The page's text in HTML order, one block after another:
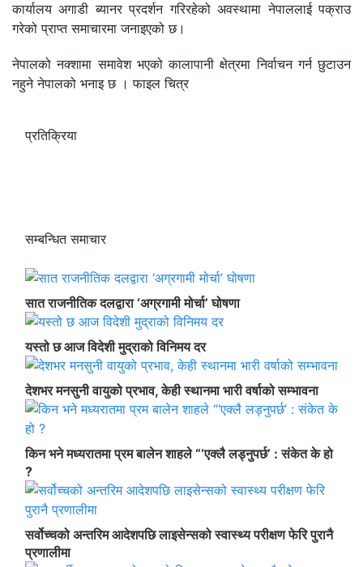
कार्यालय अगाडी ब्यानर प्रदर्शन गरिरहेको अवस्थामा नेपाललाई पक्राउ
गरेको प्राप्त समाचारमा जनाइएको छ।
नेपालको नक्शामा समावेश भएको कालापानी क्षेत्रमा निर्वाचन गर्न छुटाउन
नहुने नेपालको भनाइ छ । फाइल चित्र
प्रतिक्रिया
सम्बन्धित समाचार
सात राजनीतिक दलद्वारा ‘अग्रगामी मोर्चा’ घोषणा
यस्तो छ आज विदेशी मुद्राको विनिमय दर
देशभर मनसुनी वायुको प्रभाव, केही स्थानमा भारी वर्षाको सम्भावना
किन भने मध्यरातमा प्रम बालेन शाहले “‘एक्लै लड्नुपर्छ’ : संकेत के हो
?
सर्वोच्चको अन्तरिम आदेशपछि लाइसेन्सको स्वास्थ्य परीक्षण फेरि पुरानै
प्रणालीमा